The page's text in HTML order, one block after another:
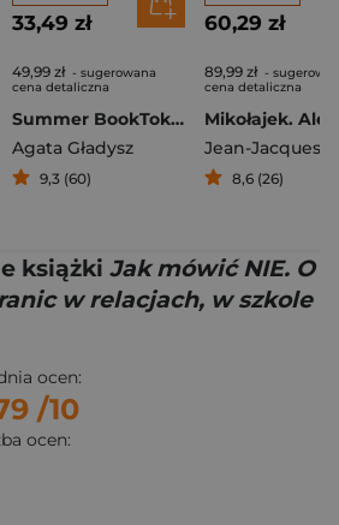
33,49 zł
49,99 zł - sugerowana
cena detaliczna
Summer BookTok Journal
Agata Gładysz
9,3 (60)
60,29 zł
89,99 zł -
cena detaliczna
8,6 (26)
książki Jak mówić NIE. O
w relacjach, w szkole
ocen:
/10
ocen: